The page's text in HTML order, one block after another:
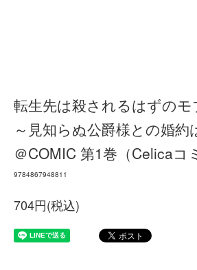
転生先は殺されるはずのモ
～見知らぬ公爵様との婚約
＠COMIC 第1巻（Celicaコ
9784867948811
704円(税込)